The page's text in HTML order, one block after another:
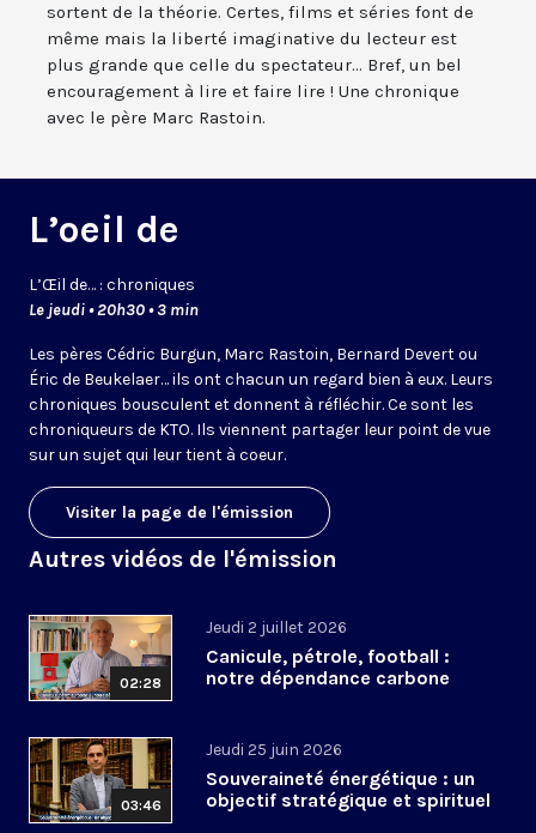
sortent de la théorie. Certes, films et séries font de
même mais la liberté imaginative du lecteur est
plus grande que celle du spectateur... Bref, un bel
encouragement à lire et faire lire ! Une chronique
avec le père Marc Rastoin.
L’oeil de
L’Œil de… : chroniques
Le jeudi • 20h30 • 3 min
Les pères Cédric Burgun, Marc Rastoin, Bernard Devert ou
Éric de Beukelaer… ils ont chacun un regard bien à eux. Leurs
chroniques bousculent et donnent à réfléchir. Ce sont les
chroniqueurs de KTO. Ils viennent partager leur point de vue
sur un sujet qui leur tient à coeur.
Visiter la page de l'émission
Autres vidéos de l'émission
02:28
Jeudi 2 juillet 2026
Canicule, pétrole, football :
notre dépendance carbone
03:46
Jeudi 25 juin 2026
Souveraineté énergétique : un
objectif stratégique et spirituel